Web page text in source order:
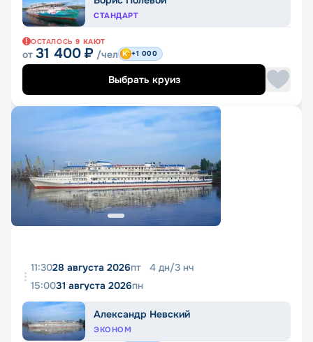
СТАНДАРТ
ОСТАЛОСЬ 9 КАЮТ
от 31 400 ₽ /чел +1 000
Выбрать круиз
11:3028 августа 2026пт 4 дн/3 нч
15:0031 августа 2026пн
Александр Невский
ЭКОНОМ